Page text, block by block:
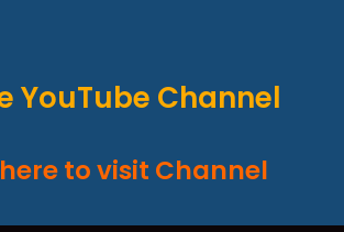
YouTube Channel
to visit Channel